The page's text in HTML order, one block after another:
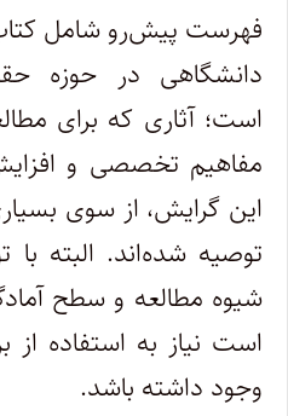
فهرست پیش‌رو شامل
دانشگاهی در حوزه
است؛ آثاری که برای
مفاهیم تخصصی و
این گرایش، از سوی
توصیه شده‌اند. البته
شیوه مطالعه و سطح
است نیاز به استفاده از
وجود داشته باشد.